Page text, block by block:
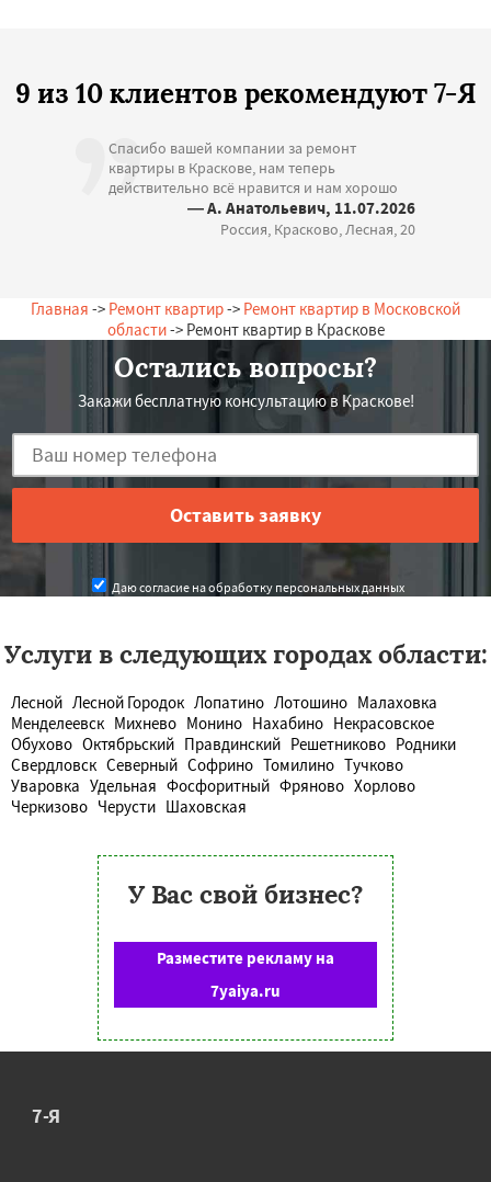
9 из 10 клиентов рекомендуют 7-Я
Спасибо вашей компании за ремонт
квартиры в Краскове, нам теперь
действительно всё нравится и нам хорошо
— А. Анатольевич, 11.07.2026
Россия, Красково, Лесная, 20
Главная -> Ремонт квартир-> Ремонт квартир в Московской
области-> Ремонт квартир в Краскове
Остались вопросы?
Закажи бесплатную консультацию в Краскове!
Даю согласие на обработку персональных данных
Услуги в следующих городах области:
Лесной Лесной Городок Лопатино Лотошино Малаховка
Менделеевск Михнево Монино Нахабино Некрасовское
Обухово Октябрьский Правдинский Решетниково Родники
Свердловск Северный Софрино Томилино Тучково
Уваровка Удельная Фосфоритный Фряново Хорлово
Черкизово Черусти Шаховская
У Вас свой бизнес?
Разместите рекламу на
7yaiya.ru
7-Я